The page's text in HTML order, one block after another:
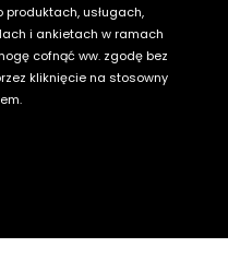
usługach,
i ankietach w ramach
cofnąć ww. zgodę bez
kliknięcie na stosowny